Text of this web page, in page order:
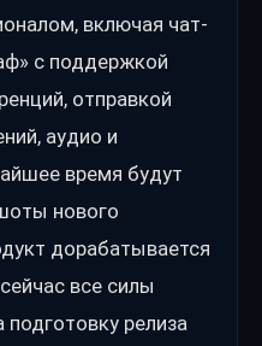
включая чат-
с поддержкой
отправкой
аудио и
время будут
нового
дорабатывается
все силы
релиза